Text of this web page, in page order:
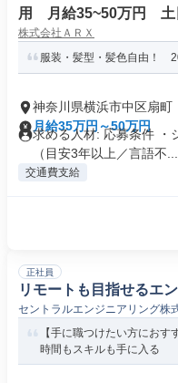
用 月給35~50万円 土
株式会社ＡＲＸ
服装・髪型・髪色自由！
神奈川県横浜市中区扇町
月給35万円～50万円
求める人材: 応募条件 ・
（目安3年以上／言語不...
交通費支給
正社員
リモートも目指せるエ
セントラルエンジニアリング株
【手に職つけたい方にお
時間もスキルも手に入る